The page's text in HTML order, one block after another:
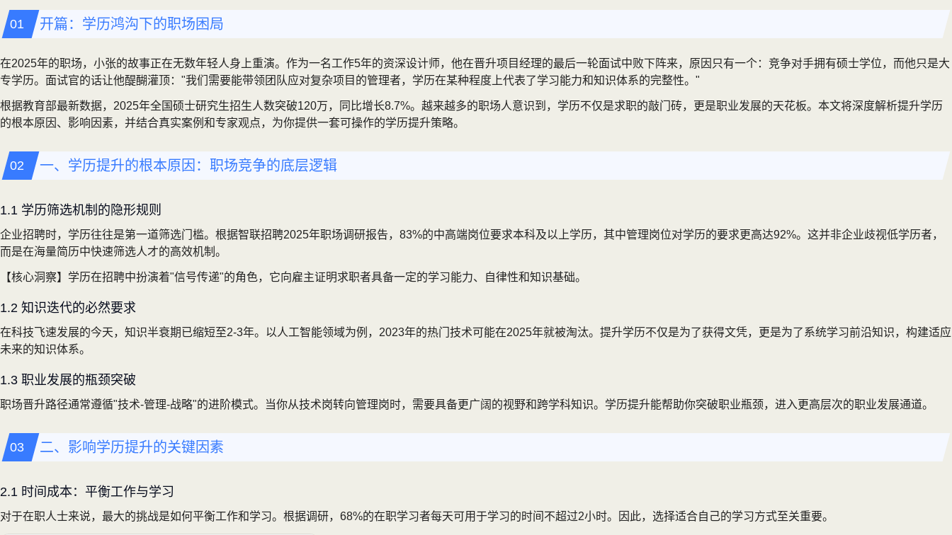
开篇：学历鸿沟下的职场困局
在2025年的职场，小张的故事正在无数年轻人身上重演。作为一名工作5年的资深设计师，他在晋升项目经理的最后一轮面试中败下阵来，原因只有一个：竞争对手拥有硕士学位，而他只是大
专学历。面试官的话让他醍醐灌顶："我们需要能带领团队应对复杂项目的管理者，学历在某种程度上代表了学习能力和知识体系的完整性。"
根据教育部最新数据，2025年全国硕士研究生招生人数突破120万，同比增长8.7%。越来越多的职场人意识到，学历不仅是求职的敲门砖，更是职业发展的天花板。本文将深度解析提升学历
的根本原因、影响因素，并结合真实案例和专家观点，为你提供一套可操作的学历提升策略。
一、学历提升的根本原因：职场竞争的底层逻辑
1.1 学历筛选机制的隐形规则
企业招聘时，学历往往是第一道筛选门槛。根据智联招聘2025年职场调研报告，83%的中高端岗位要求本科及以上学历，其中管理岗位对学历的要求更高达92%。这并非企业歧视低学历者，
而是在海量简历中快速筛选人才的高效机制。
【核心洞察】学历在招聘中扮演着"信号传递"的角色，它向雇主证明求职者具备一定的学习能力、自律性和知识基础。
1.2 知识迭代的必然要求
在科技飞速发展的今天，知识半衰期已缩短至2-3年。以人工智能领域为例，2023年的热门技术可能在2025年就被淘汰。提升学历不仅是为了获得文凭，更是为了系统学习前沿知识，构建适应
未来的知识体系。
1.3 职业发展的瓶颈突破
职场晋升路径通常遵循"技术-管理-战略"的进阶模式。当你从技术岗转向管理岗时，需要具备更广阔的视野和跨学科知识。学历提升能帮助你突破职业瓶颈，进入更高层次的职业发展通道。
二、影响学历提升的关键因素
2.1 时间成本：平衡工作与学习
对于在职人士来说，最大的挑战是如何平衡工作和学习。根据调研，68%的在职学习者每天可用于学习的时间不超过2小时。因此，选择适合自己的学习方式至关重要。